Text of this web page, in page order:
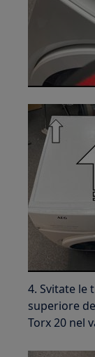
4. Svitate le
superiore
Torx 20 nel